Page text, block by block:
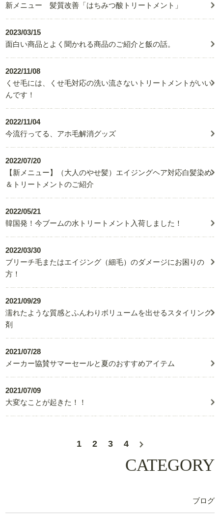
新メニュー 髪質改善「はちみつ酸トリートメント」
2023/03/15
面白い商品とよく聞かれる商品のご紹介と飯の話。
2022/11/08
くせ毛には、くせ毛対応の洗い流さないトリートメントがいい
んです！
2022/11/04
今流行ってる、アホ毛解消グッズ
2022/07/20
【新メニュー】（大人のやせ髪）エイジングヘア対応白髪染め
＆トリートメントのご紹介
2022/05/21
韓国発！今ブームの水トリートメント入荷しました！
2022/03/30
ブリーチ毛またはエイジング（細毛）のダメージにお困りの
方！
2021/09/29
濡れたような質感とふんわりボリュームを出せるスタイリング
剤
2021/07/28
メーカー協賛サマーセールと夏のおすすめアイテム
2021/07/09
大変なことが起きた！！
1 2 3 4
CATEGORY
ブログ